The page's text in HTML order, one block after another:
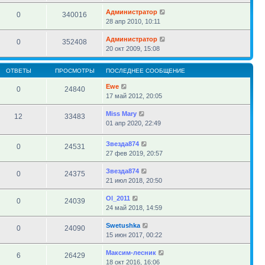
0 340016
Администратор
28 апр 2010, 10:11
0 352408
Администратор
20 окт 2009, 15:08
ОТВЕТЫ ПРОСМОТРЫ ПОСЛЕДНЕЕ СООБЩЕНИЕ
0 24840
Ewe
17 май 2012, 20:05
12 33483
Miss Mary
01 апр 2020, 22:49
0 24531
Звезда874
27 фев 2019, 20:57
0 24375
Звезда874
21 июл 2018, 20:50
0 24039
Ol_2011
24 май 2018, 14:59
0 24090
Swetushka
15 июн 2017, 00:22
6 26429
Максим-лесник
18 окт 2016, 16:06